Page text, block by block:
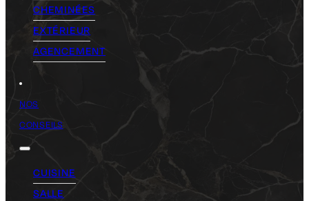
CHEMINÉES
EXTÉRIEUR
AGENCEMENT
NOS
CONSEILS
CUISINE
SALLE